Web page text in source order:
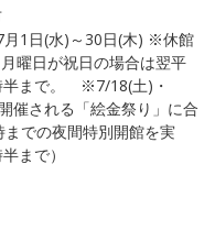
月1日(水)～30日(木) ※休館
曜日が祝日の場合は翌平
半まで。 ※7/18(土)・
催される「絵金祭り」に合
での夜間特別開館を実
まで）